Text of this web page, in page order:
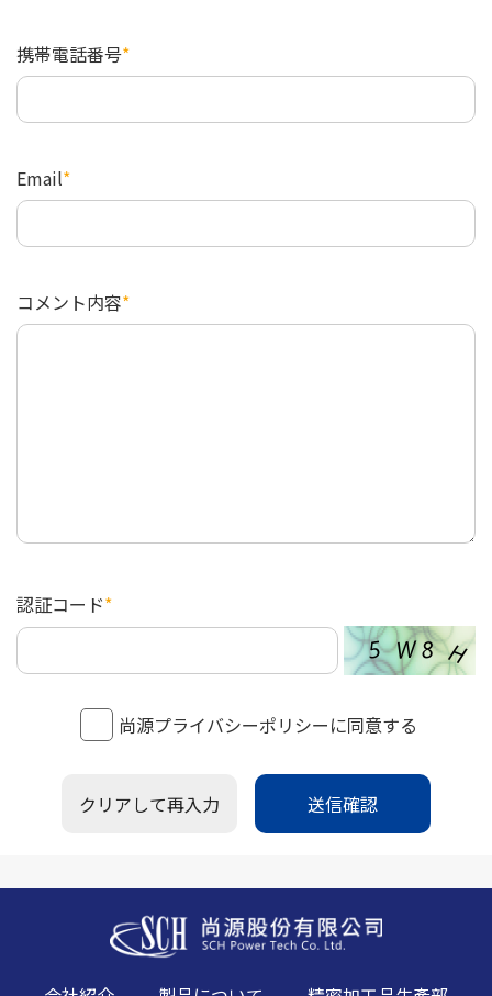
携帯電話番号*
Email*
コメント内容*
認証コード*
尚源プライバシーポリシーに同意する
クリアして再入力 送信確認
Golden Biotech